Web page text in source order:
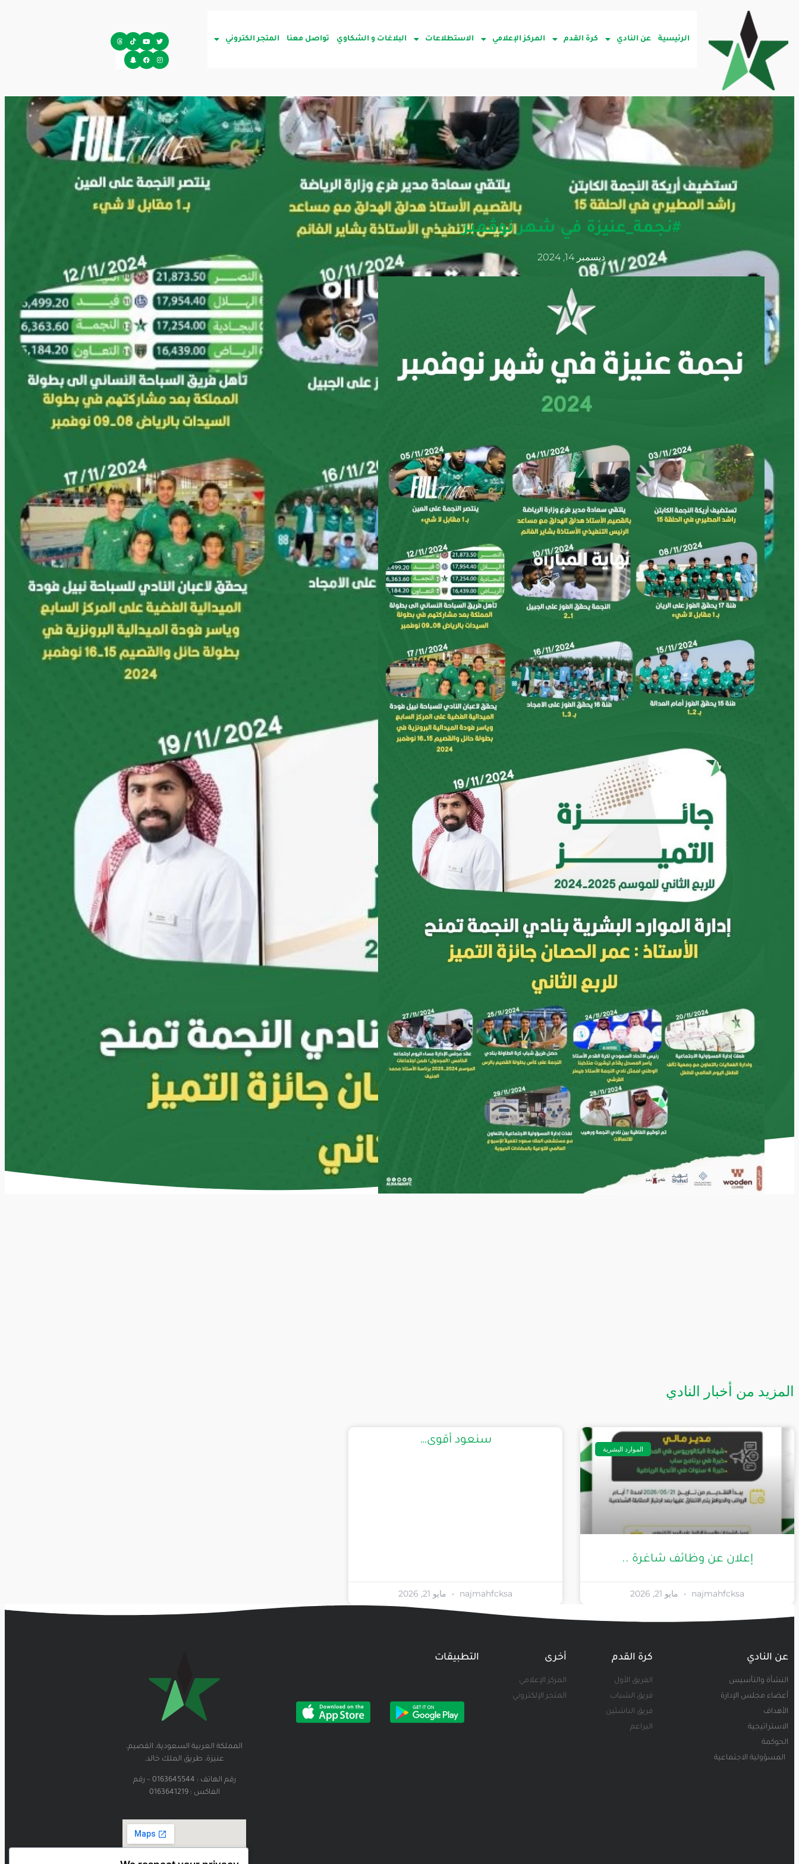
الرئيسية عن النادي كرة القدم المركز الإعلامي الاستطلاعات البلاغات و الشكاوي تواصل معنا المتجر الكتروني
#نجمة_عنيزة في شهر نوڤمبر
ديسمبر 14, 2024
المزيد من أخبار النادي
الموارد البشرية
إعلان عن وظائف شاغرة ..
najmahfcksa مايو 21, 2026
سنعود أقوى…
najmahfcksa مايو 21, 2026
عن النادي
النشأة والتأسيس
أعضاء مجلس الإدارة
الأهداف
الاستراتيجية
الحوكمة
المسؤولية الاجتماعية
كرة القدم
الفريق الأول
فريق الشباب
فريق الناشئين
البراعم
أخرى
المركز الإعلامي
المتجر الإلكتروني
التطبيقات
المملكة العربية السعودية، القصيم،
عنيزة، طريق الملك خالد.
رقم الهاتف : 0163645544 – رقم
الفاكس : 0163641219